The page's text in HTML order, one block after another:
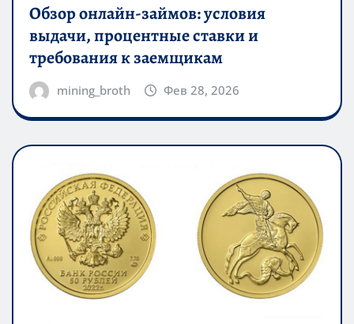
Обзор онлайн-займов: условия
выдачи, процентные ставки и
требования к заемщикам
mining_broth Фев 28, 2026